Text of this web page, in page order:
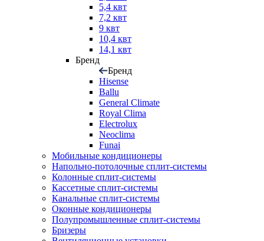
5,4 квт
7,2 квт
9 квт
10,4 квт
14,1 квт
Бренд
Бренд
Hisense
Ballu
General Climate
Royal Clima
Electrolux
Neoclima
Funai
Мобильные кондиционеры
Напольно-потолоч​ные ​сплит-системы
Колонные ​​сплит-системы
Кассетные сплит-системы
Канальные сплит-системы
Оконные кондиционеры
Полупромышленные сплит-системы
Бризеры